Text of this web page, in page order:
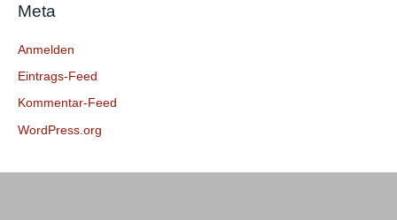
h
Meta
Anmelden
Eintrags-Feed
Kommentar-Feed
WordPress.org